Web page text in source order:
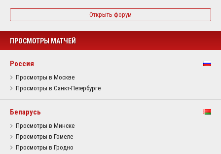
Открыть форум
ПРОСМОТРЫ МАТЧЕЙ
Россия
Просмотры в Москве
Просмотры в Санкт-Петербурге
Беларусь
Просмотры в Минске
Просмотры в Гомеле
Просмотры в Гродно